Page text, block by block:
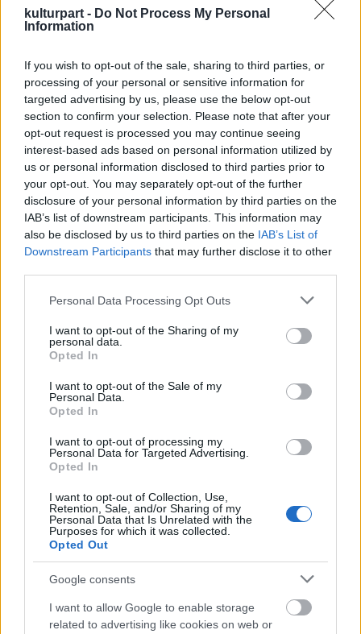
kulturpart - Do Not Process My Personal
Information
If you wish to opt-out of the sale, sharing to third parties, or
processing of your personal or sensitive information for
targeted advertising by us, please use the below opt-out
section to confirm your selection. Please note that after your
opt-out request is processed you may continue seeing
interest-based ads based on personal information utilized by
us or personal information disclosed to third parties prior to
your opt-out. You may separately opt-out of the further
disclosure of your personal information by third parties on the
IAB’s list of downstream participants. This information may
also be disclosed by us to third parties on the IAB’s List of
Downstream Participants that may further disclose it to other
Please note that this website/app uses one or more Google
not limited to your visit or usage behaviour. You may click to
grant or deny consent to Google and its third-party tags to
use your data for below specified purposes in below Google
consent section.
Personal Data Processing Opt Outs
I want to opt-out of the Sharing of my
personal data.
Opted In
I want to opt-out of the Sale of my
Personal Data.
Opted In
I want to opt-out of processing my
Personal Data for Targeted Advertising.
Opted In
I want to opt-out of Collection, Use,
Retention, Sale, and/or Sharing of my
Personal Data that Is Unrelated with the
Purposes for which it was collected.
Opted Out
Google consents
I want to allow Google to enable storage
related to advertising like cookies on web or
kitartunk, s azzal vigasztaljuk magunkat,
hogy hazugságainkból még valóság lehet.
Szereplők: Hábermann Lívia, Varjú Kálmán,
Andai Györgyi, Tahi Tóth László, Juhász Réka,
Bede Fazekas Szabolcs, Maday Gáborv és
végül, de nem utolsó sorban Dányi Krisztián.
Díszlet: Kovács Yvette Kép: Vizkeleti Dániel
Jelmez: Molnár Márk Súgó: Füle Béla
Asszisztens; Ügyelő: Dulay László
Dramaturg: Vészits Andrea
Rendező: Asztalos Szandra
Helyszín: Tivoli Színház
Színház Premier Budapesti Kamaraszínház
AZ EMBERSÉG ÜNNEPE